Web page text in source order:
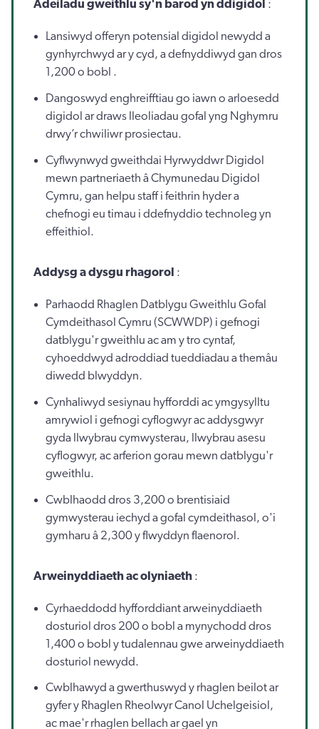
Adeiladu gweithlu sy'n barod yn ddigidol :
Lansiwyd offeryn potensial digidol newydd a
gynhyrchwyd ar y cyd, a defnyddiwyd gan dros
1,200 o bobl .
Dangoswyd enghreifftiau go iawn o arloesedd
digidol ar draws lleoliadau gofal yng Nghymru
drwy’r chwiliwr prosiectau.
Cyflwynwyd gweithdai Hyrwyddwr Digidol
mewn partneriaeth â Chymunedau Digidol
Cymru, gan helpu staff i feithrin hyder a
chefnogi eu timau i ddefnyddio technoleg yn
effeithiol.
Addysg a dysgu rhagorol :
Parhaodd Rhaglen Datblygu Gweithlu Gofal
Cymdeithasol Cymru (SCWWDP) i gefnogi
datblygu'r gweithlu ac am y tro cyntaf,
cyhoeddwyd adroddiad tueddiadau a themâu
diwedd blwyddyn.
Cynhaliwyd sesiynau hyfforddi ac ymgysylltu
amrywiol i gefnogi cyflogwyr ac addysgwyr
gyda llwybrau cymwysterau, llwybrau asesu
cyflogwyr, ac arferion gorau mewn datblygu'r
gweithlu.
Cwblhaodd dros 3,200 o brentisiaid
gymwysterau iechyd a gofal cymdeithasol, o'i
gymharu â 2,300 y flwyddyn flaenorol.
Arweinyddiaeth ac olyniaeth :
Cyrhaeddodd hyfforddiant arweinyddiaeth
dosturiol dros 200 o bobl a mynychodd dros
1,400 o bobl y tudalennau gwe arweinyddiaeth
dosturiol newydd.
Cwblhawyd a gwerthuswyd y rhaglen beilot ar
gyfer y Rhaglen Rheolwyr Canol Uchelgeisiol,
ac mae'r rhaglen bellach ar gael yn